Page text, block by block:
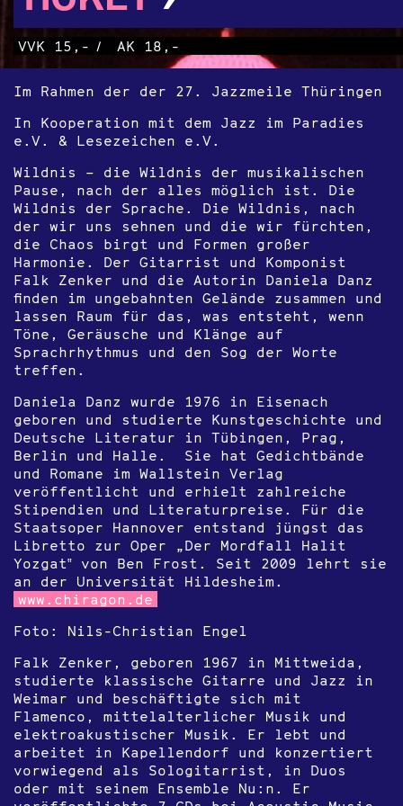
VVK 15,- / AK 18,-
Im Rahmen der der 27. Jazzmeile Thüringen
In Kooperation mit dem Jazz im Paradies
e.V. & Lesezeichen e.V.
Wildnis
– die Wildnis der musikalischen
Pause, nach der alles möglich ist. Die
Wildnis der Sprache. Die Wildnis, nach
der wir uns sehnen und die wir fürchten,
die Chaos birgt und Formen großer
Harmonie. Der Gitarrist und Komponist
Falk Zenker und die Autorin Daniela Danz
finden im ungebahnten Gelände zusammen und
lassen Raum für das, was entsteht, wenn
Töne, Geräusche und Klänge auf
Sprachrhythmus und den Sog der Worte
treffen.
Daniela Danz
wurde 1976 in Eisenach
geboren und studierte Kunstgeschichte und
Deutsche Literatur in Tübingen, Prag,
Berlin und Halle. Sie hat Gedichtbände
und Romane im Wallstein Verlag
veröffentlicht und erhielt zahlreiche
Stipendien und Literaturpreise. Für die
Staatsoper Hannover entstand jüngst das
Libretto zur Oper „Der Mordfall Halit
Yozgat‟ von Ben Frost. Seit 2009 lehrt sie
an der Universität Hildesheim.
www.chiragon.de
Foto: Nils-Christian Engel
Falk Zenker , geboren 1967 in Mittweida,
studierte klassische Gitarre und Jazz in
Weimar und beschäftigte sich mit
Flamenco, mittelalterlicher Musik und
elektroakustischer Musik. Er lebt und
arbeitet in Kapellendorf und konzertiert
vorwiegend als Sologitarrist, in Duos
oder mit seinem Ensemble Nu:n. Er